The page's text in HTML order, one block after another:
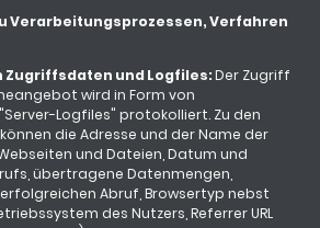
Verarbeitungsprozessen, Verfahren
Zugriffsdaten und Logfiles:Der Zugriff
wird in Form von
Logfiles" protokolliert. Zu den
die Adresse und der Name der
und Dateien, Datum und
übertragene Datenmengen,
Abruf, Browsertyp nebst
des Nutzers, Referrer URL